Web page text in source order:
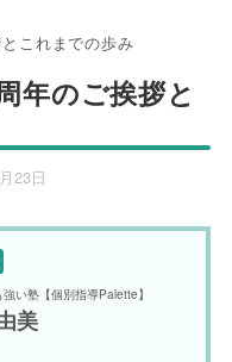
これまでの歩み
年のご挨拶と
23日
い塾【個別指導Palette】
美